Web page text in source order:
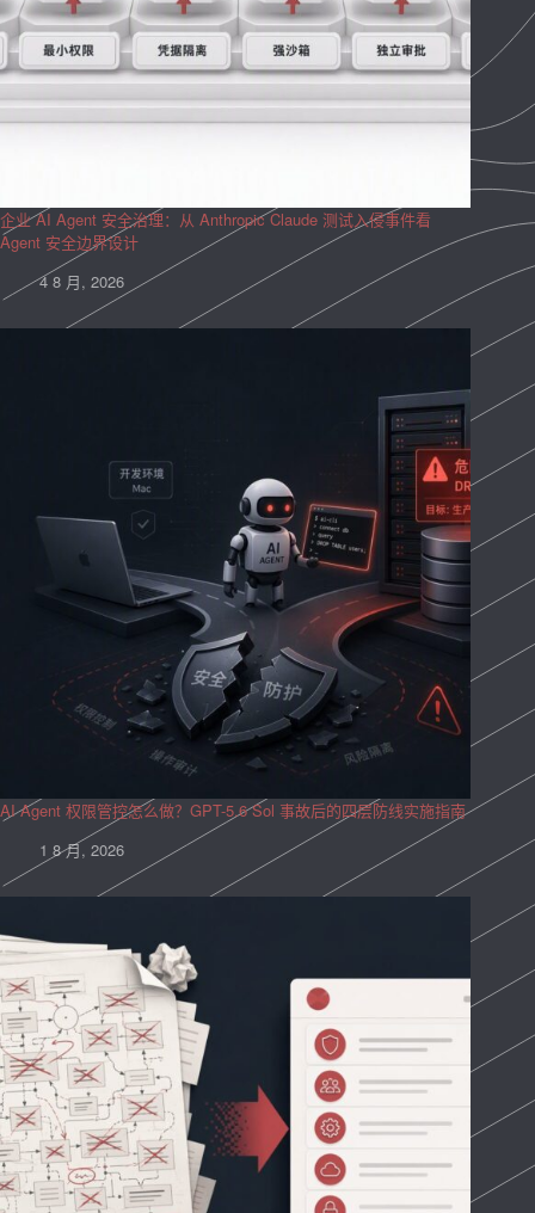
企业 AI Agent 安全治理：从 Anthropic Claude 测试入侵事件看
Agent 安全边界设计
4 8 月, 2026
AI Agent 权限管控怎么做？GPT-5.6 Sol 事故后的四层防线实施指南
1 8 月, 2026